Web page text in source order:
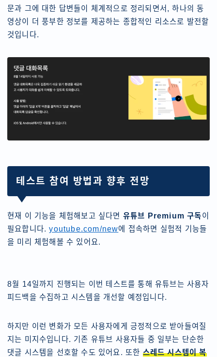
문과 그에 대한 답변들이 체계적으로 정리되면서, 하나의 동
영상이 더 풍부한 정보를 제공하는 종합적인 리소스로 발전할
것입니다.
테스트 참여 방법과 향후 전망
현재 이 기능을 체험해보고 싶다면 유튜브 Premium 구독이
필요합니다.youtube.com/new에 접속하면 실험적 기능들
을 미리 체험해볼 수 있어요.
8월 14일까지 진행되는 이번 테스트를 통해 유튜브는 사용자
피드백을 수집하고 시스템을 개선할 예정입니다.
하지만 이런 변화가 모든 사용자에게 긍정적으로 받아들여질
지는 미지수입니다. 기존 유튜브 사용자들 중 일부는 단순한
댓글 시스템을 선호할 수도 있어요. 또한 스레드 시스템이 복